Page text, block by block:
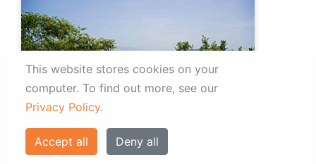
This website stores cookies on your
computer. To find out more, see our
Privacy Policy.
Accept all Deny all